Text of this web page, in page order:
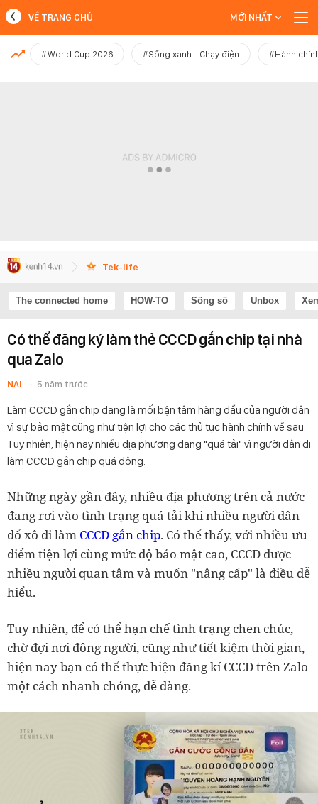
MỚI NHẤT
VỀ TRANG CHỦ MỚI NHẤT
#World Cup 2026 #Sống xanh - Chạy điện #Hành
Tek-life
The connected home HOW-TO Sống số Unbox
Có thể đăng ký làm thẻ CCCD gắn chip tại nhà
qua Zalo
NAI 5 năm trước
Làm CCCD gắn chip đang là mối bận tâm hàng đầu của người dân
vì sự bảo mật cũng như tiện lợi cho các thủ tục hành chính về sau.
Tuy nhiên, hiện nay nhiều địa phương đang "quá tải" vì người dân đi
làm CCCD gắn chip quá đông.
Những ngày gần đây, nhiều địa phương trên cả nước
đang rơi vào tình trạng quá tải khi nhiều người dân
đổ xô đi làm CCCD gắn chip. Có thể thấy, với nhiều ưu
điểm tiện lợi cùng mức độ bảo mật cao, CCCD được
nhiều người quan tâm và muốn "nâng cấp" là điều dễ
hiểu.
Tuy nhiên, để có thể hạn chế tình trạng chen chúc,
chờ đợi nơi đông người, cũng như tiết kiệm thời gian,
hiện nay bạn có thể thực hiện đăng kí CCCD trên Zalo
một cách nhanh chóng, dễ dàng.